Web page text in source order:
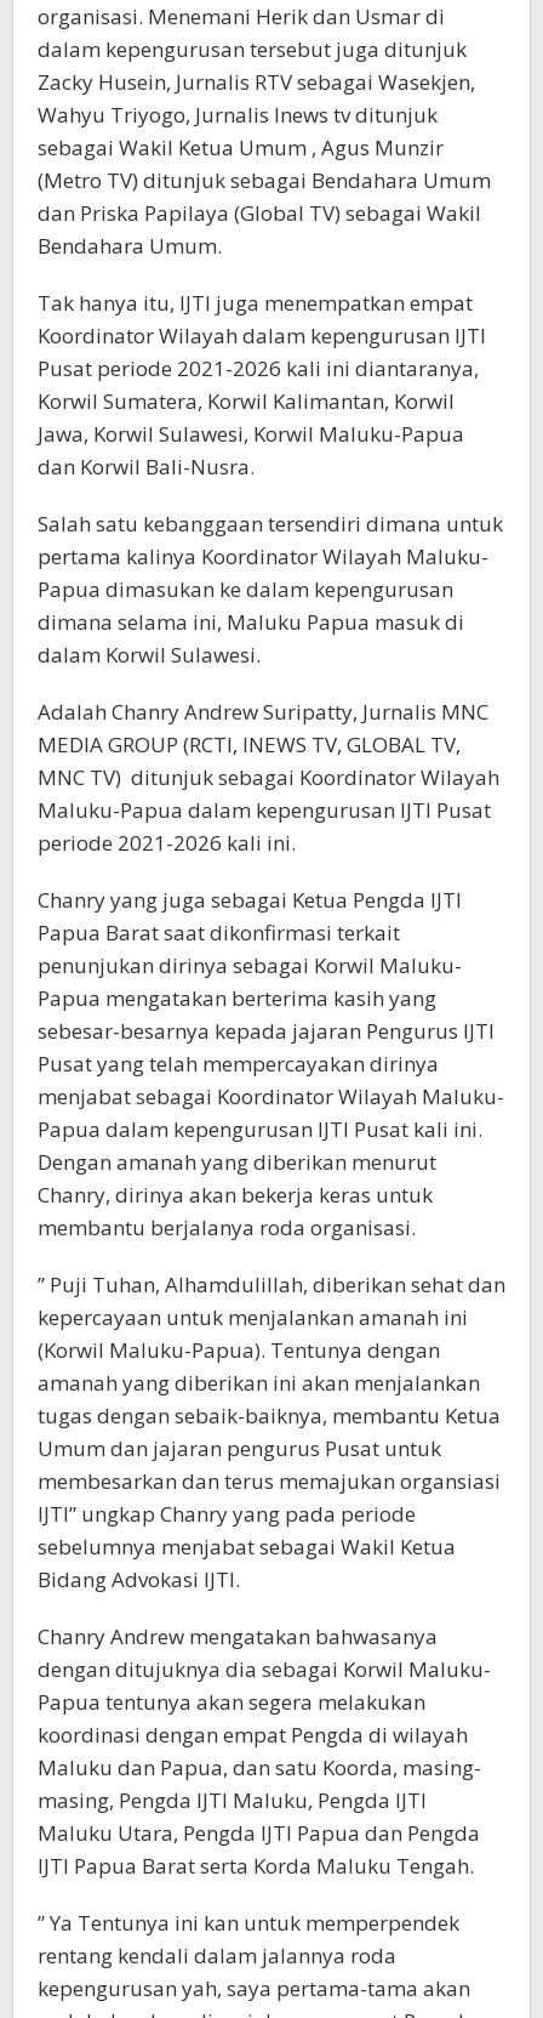
organisasi. Menemani Herik dan Usmar di
dalam kepengurusan tersebut juga ditunjuk
Zacky Husein, Jurnalis RTV sebagai Wasekjen,
Wahyu Triyogo, Jurnalis Inews tv ditunjuk
sebagai Wakil Ketua Umum , Agus Munzir
(Metro TV) ditunjuk sebagai Bendahara Umum
dan Priska Papilaya (Global TV) sebagai Wakil
Bendahara Umum.
Tak hanya itu, IJTI juga menempatkan empat
Koordinator Wilayah dalam kepengurusan IJTI
Pusat periode 2021-2026 kali ini diantaranya,
Korwil Sumatera, Korwil Kalimantan, Korwil
Jawa, Korwil Sulawesi, Korwil Maluku-Papua
dan Korwil Bali-Nusra.
Salah satu kebanggaan tersendiri dimana untuk
pertama kalinya Koordinator Wilayah Maluku-
Papua dimasukan ke dalam kepengurusan
dimana selama ini, Maluku Papua masuk di
dalam Korwil Sulawesi.
Adalah Chanry Andrew Suripatty, Jurnalis MNC
MEDIA GROUP (RCTI, INEWS TV, GLOBAL TV,
MNC TV) ditunjuk sebagai Koordinator Wilayah
Maluku-Papua dalam kepengurusan IJTI Pusat
periode 2021-2026 kali ini.
Chanry yang juga sebagai Ketua Pengda IJTI
Papua Barat saat dikonfirmasi terkait
penunjukan dirinya sebagai Korwil Maluku-
Papua mengatakan berterima kasih yang
sebesar-besarnya kepada jajaran Pengurus IJTI
Pusat yang telah mempercayakan dirinya
menjabat sebagai Koordinator Wilayah Maluku-
Papua dalam kepengurusan IJTI Pusat kali ini.
Dengan amanah yang diberikan menurut
Chanry, dirinya akan bekerja keras untuk
membantu berjalanya roda organisasi.
” Puji Tuhan, Alhamdulillah, diberikan sehat dan
kepercayaan untuk menjalankan amanah ini
(Korwil Maluku-Papua). Tentunya dengan
amanah yang diberikan ini akan menjalankan
tugas dengan sebaik-baiknya, membantu Ketua
Umum dan jajaran pengurus Pusat untuk
membesarkan dan terus memajukan organsiasi
IJTI” ungkap Chanry yang pada periode
sebelumnya menjabat sebagai Wakil Ketua
Bidang Advokasi IJTI.
Chanry Andrew mengatakan bahwasanya
dengan ditujuknya dia sebagai Korwil Maluku-
Papua tentunya akan segera melakukan
koordinasi dengan empat Pengda di wilayah
Maluku dan Papua, dan satu Koorda, masing-
masing, Pengda IJTI Maluku, Pengda IJTI
Maluku Utara, Pengda IJTI Papua dan Pengda
IJTI Papua Barat serta Korda Maluku Tengah.
” Ya Tentunya ini kan untuk memperpendek
rentang kendali dalam jalannya roda
kepengurusan yah, saya pertama-tama akan